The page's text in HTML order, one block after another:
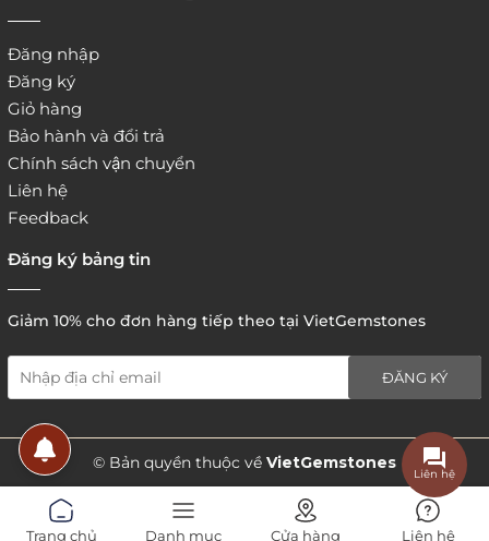
5. Hình thức thanh toán
Đăng nhập
Đăng ký
Giỏ hàng
Bảo hành và đổi trả
Chính sách vận chuyển
Liên hệ
Feedback
Đăng ký bảng tin
Giảm 10% cho đơn hàng tiếp theo tại VietGemstones
ĐĂNG KÝ
© Bản quyền thuộc về VietGemstones
Trang chủ Danh mục Cửa hàng Liên hệ
Liên hệ